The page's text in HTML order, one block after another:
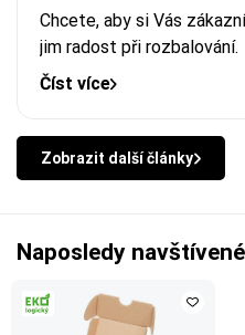
Chcete, aby si Vás
jim radost při rozbalování.
Číst více
Zobrazit další články
Naposledy navštívené